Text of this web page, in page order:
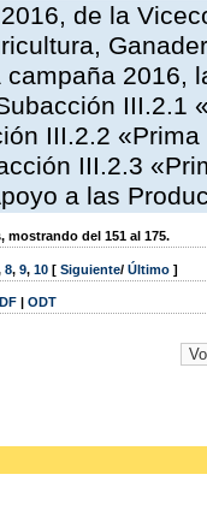
de la
2016,
III.2.1
III.2.2
III.2.3
a las
del 151 al 175.
8, 9, 10 [ Siguiente/ Último ]
| ODT